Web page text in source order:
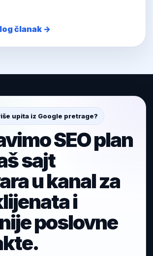
članak →
upita iz Google pretrage?
SEO plan
sajt
u kanal za
i
poslovne